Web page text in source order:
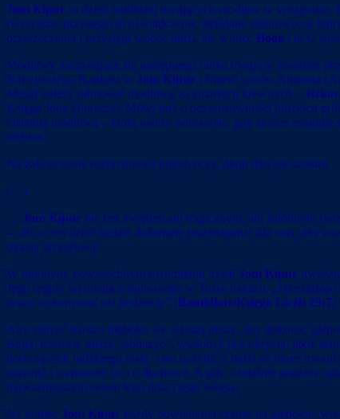
Jom Kipur to dzień najdłużej trwających modlitw w synagodze.
(wszystkie przysięgi) to oświadczenie, składane zbiorowo, w
przyrzeczenia i przysięgi wobec ludzi, ale wobec Boga i to w
Modlitwy zaczynające się następnego ranka trwają w zasadzie
Najwyższego Kapłana w Jom Kipur i śmierć synów Aharona
Musaf należy odmówić modlitwę za zmarłych krewnych – Jizkor.
Księga Jony (Jonasza). Mówi ona o bezsensowności ludzkich
Ostatnią modlitwą – którą należy odmawiać, gdy słońce
niebios.
Na zakończenie rozbrzmiewa pojedynczy, długi dźwięk szofaru.
(…)
….Jom Kipur nie jest świętem ani tragicznym, ani żałobnym
– „Bo w ten dzień będzie dokonane przebłaganie dla was, aby
okazją szczęśliwą!
W ogólnym, powszechnym rozumieniu dzień Jom Kipur
Jego reguły wynikają z zapisanego w Torze nakazu: „
pracy wykonywać nie będziecie” (Bamidbar/Księga Liczb 29:7
Aby zajrzeć bardzo głęboko we własną duszę, aby dokonać
Boga, trzeba tę duszę „obnażyć”, wydobyć ją z ukrycia, jakie
dotyczących ludzkiego ciała – ma uczynić z ludzi na okres
ujawnić i wzmocnić to, co duchowe. A gdy – właśnie poprzez
najważniejszym celem tego dnia i tego święta.
Na koniec Jom Kipur każdy bowiem ma szanse na głębokie,